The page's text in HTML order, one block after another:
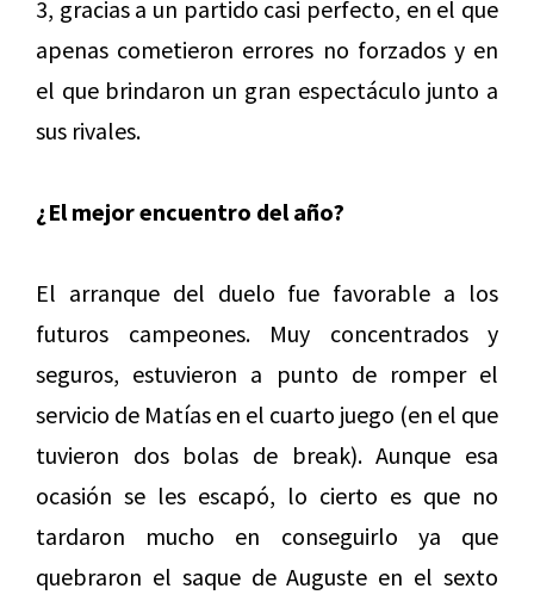
3, gracias a un partido casi perfecto, en el que
apenas cometieron errores no forzados y en
el que brindaron un gran espectáculo junto a
sus rivales.
¿El mejor encuentro del año?
El arranque del duelo fue favorable a los
futuros campeones. Muy concentrados y
seguros, estuvieron a punto de romper el
servicio de Matías en el cuarto juego (en el que
tuvieron dos bolas de break). Aunque esa
ocasión se les escapó, lo cierto es que no
tardaron mucho en conseguirlo ya que
quebraron el saque de Auguste en el sexto